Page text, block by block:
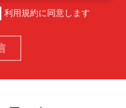
利用規約に同意します